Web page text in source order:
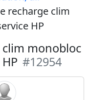
recharge clim
HP
monobloc
#12954